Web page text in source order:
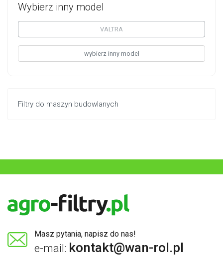
Wybierz inny model
VALTRA
wybierz inny model
Filtry do maszyn budowlanych
Masz pytania, napisz do nas!
e-mail: kontakt@wan-rol.pl